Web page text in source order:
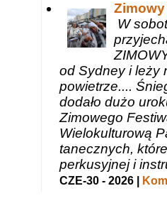
W
od Sydney i leży
powietrze....
dodało dużo
Zimowego
Wielokulturową
tanecznych,
perkusyjnej i
CZE-30 - 2026 |